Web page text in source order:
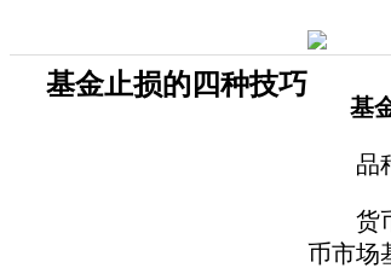
基金止损的四种技巧
基金
品
货币
币市场